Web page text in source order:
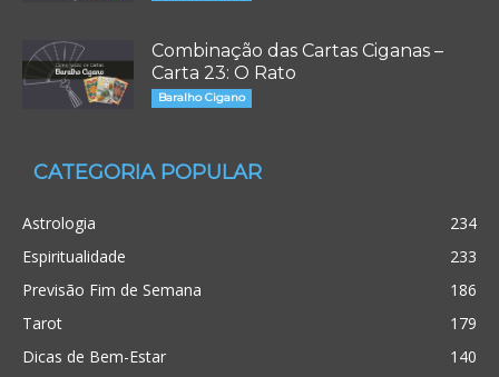
Combinação das Cartas Ciganas –
Carta 23: O Rato
Baralho Cigano
CATEGORIA POPULAR
Astrologia
234
Espiritualidade
233
Previsão Fim de Semana
186
Tarot
179
Dicas de Bem-Estar
140